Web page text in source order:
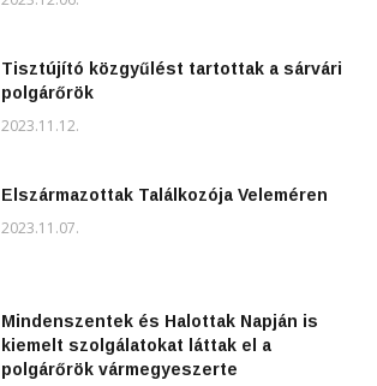
Tisztújító közgyűlést tartottak a sárvári
polgárőrök
2023.11.12.
Elszármazottak Találkozója Veleméren
2023.11.07.
Mindenszentek és Halottak Napján is
kiemelt szolgálatokat láttak el a
polgárőrök vármegyeszerte